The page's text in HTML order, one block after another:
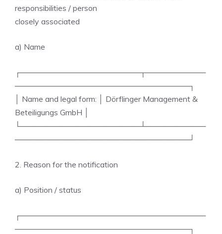
responsibilities / person
closely associated
a) Name
┌──────────────────────┬───────────
────────────────────────────────┐
│ Name and legal form: │ Dörflinger Management &
Beteiligungs GmbH │
└──────────────────────┴───────────
────────────────────────────────┘
2. Reason for the notification
a) Position / status
┌──────────────────────────────────
────────────────────────────────┐